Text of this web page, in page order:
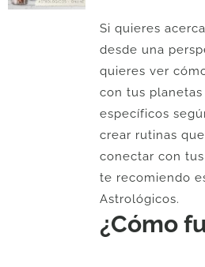
Si quieres
desde una
quieres ver
con tus
específicos
crear rutinas
conectar con
te recomiendo
Astrológicos.
¿Cómo